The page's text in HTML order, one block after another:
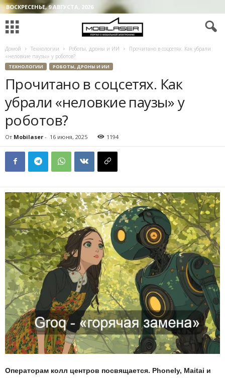
ВОСКРЕСЕНЬЕ, 9 АВГУСТА, 2026
Домой Технологии Роботы, дроны и ИИ
Прочитано в соцсетях. Как убрали
«неловкие паузы» у роботов?
ТЕХНОЛОГИИ РОБОТЫ, ДРОНЫ И ИИ
Прочитано в соцсетях. Как
убрали «неловкие паузы» у
роботов?
От Mobilaser - 16 июня, 2025 1194
Операторам колл центров посвящается. Phonely, Maitai и